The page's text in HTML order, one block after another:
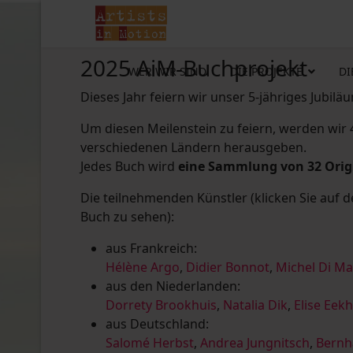
WER WIR SIND DIE PROJEKTE
2025 AiM-Buchprojekt
Dieses Jahr feiern wir unser 5-jähriges
Um diesen Meilenstein zu feiern, werden
verschiedenen Ländern herausgeben.
Jedes Buch wird eine Sammlung von 32
Die teilnehmenden Künstler (klicken Sie auf
Buch zu sehen):
aus Frankreich:
Hélène Argo, Didier Bonnot, Michel Di
aus den Niederlanden:
Dorrety Brookhuis, Natalia Dik, Elise
aus Deutschland:
Salomé Herbst, Andrea Jungnitsch,